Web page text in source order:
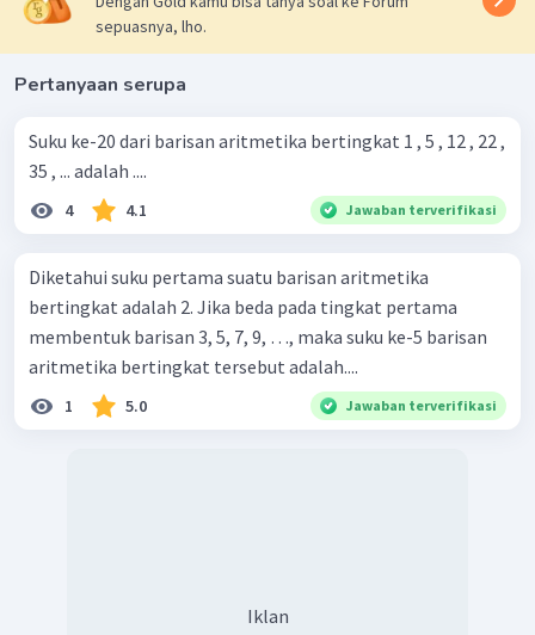
Maka, banyak jabat tangan jika pada saat itu ada 40
sepuasnya, lho.
Pertanyaan serupa
Suku ke-20 dari barisan aritmetika bertingkat 1 , 5 , 12 , 22 ,
35 , ... adalah ....
4 4.1 Jawaban terverifikasi
Diketahui suku pertama suatu barisan aritmetika
bertingkat adalah 2. Jika beda pada tingkat pertama
membentuk barisan 3, 5, 7, 9, …, maka suku ke-5 barisan
aritmetika bertingkat tersebut adalah....
1 5.0 Jawaban terverifikasi
Iklan